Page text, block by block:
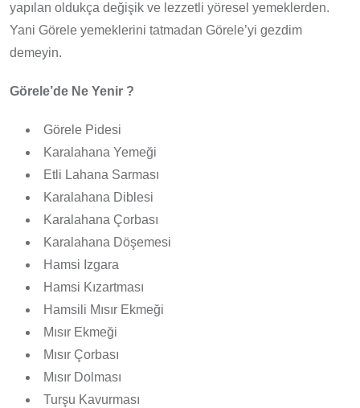
yapılan oldukça değişik ve lezzetli yöresel yemeklerden.
Yani Görele yemeklerini tatmadan Görele’yi gezdim
demeyin.
Görele’de Ne Yenir ?
Görele Pidesi
Karalahana Yemeği
Etli Lahana Sarması
Karalahana Diblesi
Karalahana Çorbası
Karalahana Döşemesi
Hamsi Izgara
Hamsi Kızartması
Hamsili Mısır Ekmeği
Mısır Ekmeği
Mısır Çorbası
Mısır Dolması
Turşu Kavurması